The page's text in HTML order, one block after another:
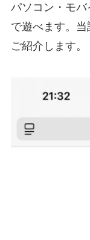
パソコン・モ
で遊べます。
ご紹介します。